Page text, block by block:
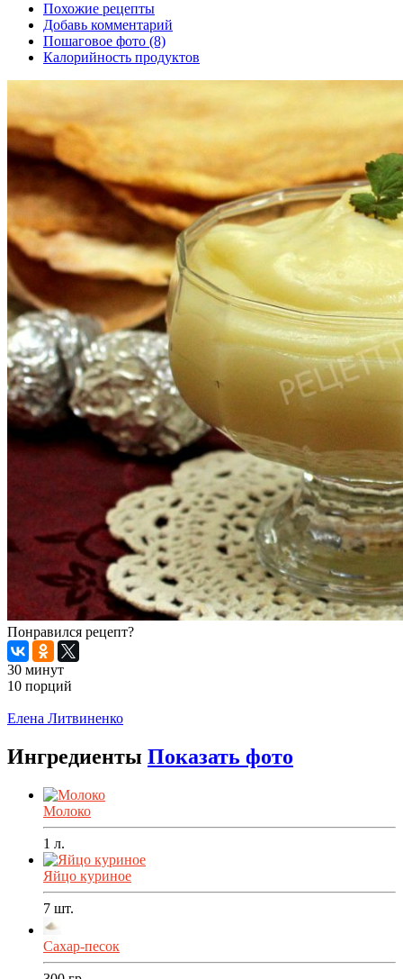
Похожие рецепты
Добавь комментарий
Пошаговое фото (8)
Калорийность продуктов
Понравился рецепт?
30 минут
10 порций
Елена Литвиненко
Ингредиенты Показать фото
Молоко
1 л.
Яйцо куриное
7 шт.
Сахар-песок